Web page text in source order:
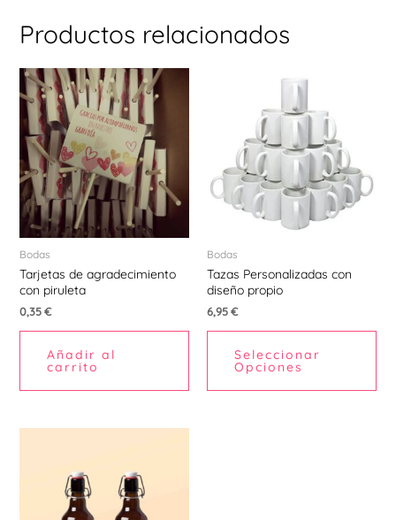
Productos relacionados
Bodas
Tarjetas de agradecimiento
con piruleta
0,35€
Añadir al
carrito
Bodas
Tazas Personalizadas con
diseño propio
6,95€
Seleccionar
Opciones